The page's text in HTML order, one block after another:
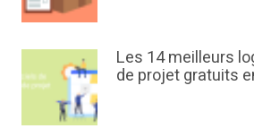
Les 14 meilleurs
de projet gratuits